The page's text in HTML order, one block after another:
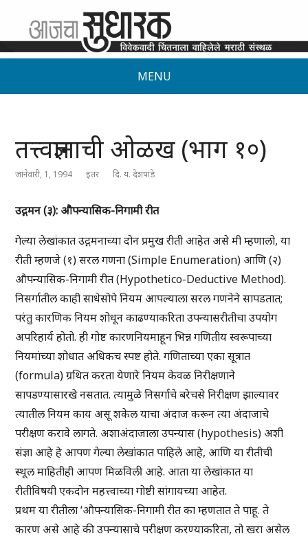
MENU
तत्त्वज्ञानाची ओळख (भाग १०)
जानेवारी, 1, 1994 इतर दि. य. देशपांडे
उद्गमन (३): औपन्यासिक-निगामी रीत
गेल्या लेखांकात उद्गमनाच्या दोन प्रमुख रीती आहेत असे मी म्हणालो, या
रीती म्हणजे (१) सरल गणना (Simple Enumeration) आणि (२)
औपन्यासिक-निगामी रीत (Hypothetico-Deductive Method).
निसर्गातील काही साधेसोपे नियम आपल्याला सरल गणनेने सापडतात;
परंतु कारणिक नियम शोधून काढण्याकरिता उपन्यासरीतीचा उपयोग
अपरिहार्य होतो. ही गोष्ट कारणनियमाहून भिन्न गणितीय स्वरूपाच्या
नियमांच्या शोधात अधिकच स्पष्ट होते. गणिताच्या एका सूत्रात
(formula) ग्रथित करता येणारे नियम केवळ निरीक्षणाने
सापडण्यासारखे नसतात. त्यामुळे निसर्गाचे बरेचसे निरीक्षण झाल्यावर
त्यातील नियम काय असू शकेल याचा अंदाज करून त्या अंदाजाचे
परीक्षण करावे लागते. अशाअंदाजाला उपन्यास (hypothesis) अशी
संज्ञा आहे हे आपण गेल्या लेखांकात पाहिले आहे, आणि या रीतीची
स्थूल माहितीही आपण मिळविली आहे. आता या लेखांकात या
रीतीविषयी एकदोन महत्त्वाच्या गोष्टी सांगायच्या आहेत.
प्रथम या रीतीला ‘औपन्यासिक-निगामी रीत का म्हणतात ते पाहू. ते
कारण असे आहे की उपन्यासाचे परीक्षण करण्याकरिता, तो खरा असेल